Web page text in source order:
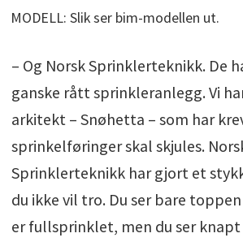
MODELL: Slik ser bim-modellen ut.
– Og Norsk Sprinklerteknikk. De
ganske rått sprinkleranlegg. Vi
arkitekt – Snøhetta – som har
sprinkelføringer skal skjules.
Sprinklerteknikk har gjort et
du ikke vil tro. Du ser bare
er fullsprinklet, men du ser